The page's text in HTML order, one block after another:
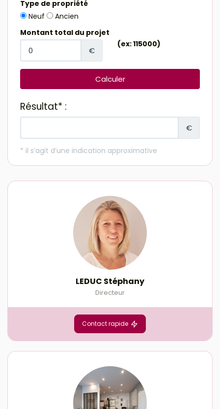
LEDUC Stéphany
Directeur
Contact rapide